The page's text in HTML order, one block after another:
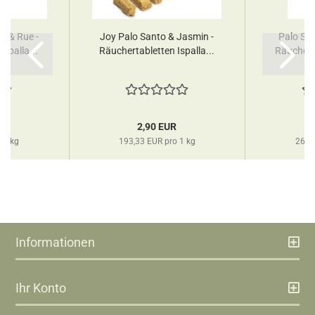
& Rue -
1 kg
Joy Palo Santo & Jasmin -
Räuchertabletten Ispalla...
2,90 EUR
193,33 EUR pro 1 kg
Palo
Informationen
Ihr Konto